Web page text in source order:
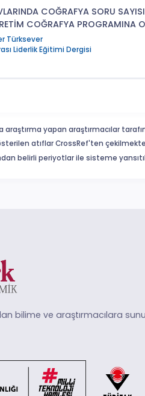
COĞRAFYA SORU
COĞRAFYA PROGRAMINA
Türksever
Liderlik Eğitimi Dergisi
araştırma yapan araştırmacılar
atıflar CrossRef'ten
belirli periyotlar ile sisteme
bilime ve araştırmacılara